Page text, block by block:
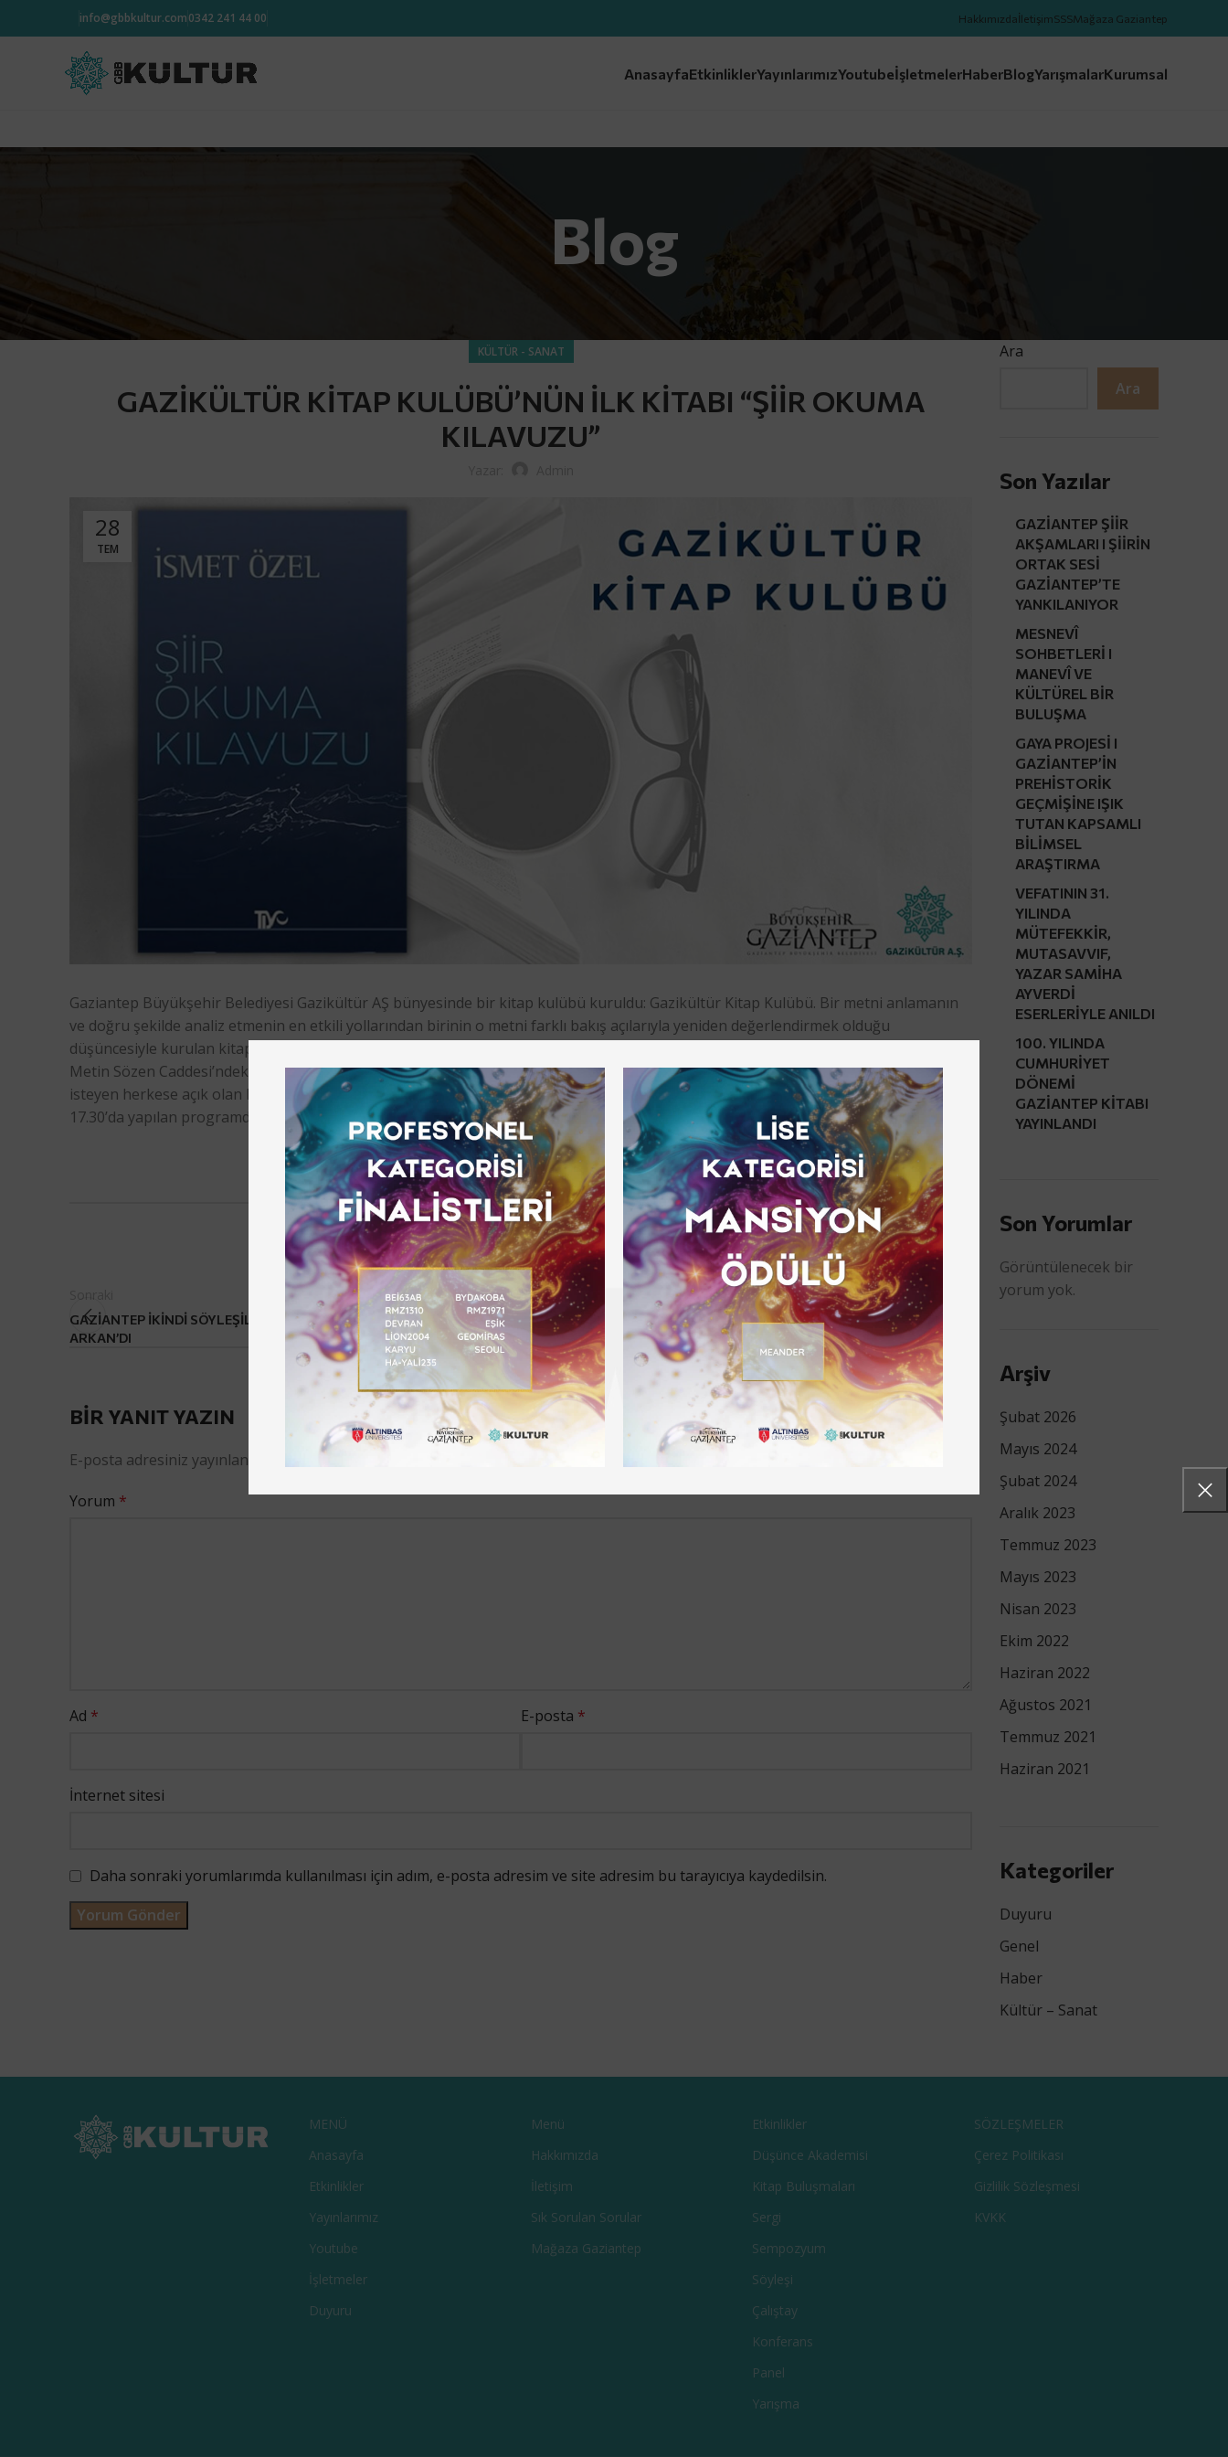
info@gbbkultur.com0342 241 44 00 HakkımızdaİletişimSSSMağaza Gaziantep
AnasayfaEtkinliklerYayınlarımızYoutubeİşletmelerHaberBlogYarışmalarKurumsal
Blog
KÜLTÜR - SANAT
GAZİKÜLTÜR KİTAP KULÜBÜ’NÜN İLK KİTABI “ŞİİR OKUMA
KILAVUZU”
28
TEM
Gaziantep Büyükşehir Belediyesi Gazikültür AŞ bünyesinde bir kitap kulübü kuruldu: Gazikültür Kitap Kulübü. Bir metni anlamanın
ve doğru şekilde analiz etmenin en etkili yollarından birinin o metni farklı bakış açılarıyla yeniden değerlendirmek olduğu
düşüncesiyle kurulan kitap kulübünde Türk ve dünya edebiyatının seçkin kitapları okunup tartışılacak. Gazikültür AŞ’nin Prof. Dr.
Metin Sözen Caddesi’ndeki binasında gerçekleştirilecek kitap söyleşileri ayda iki defa yapılacak. Listedeki kitapları okuyup paylaşmak
isteyen herkese açık olan kitap kulübünün ilk kitabı ise İsmet Özel’in Şiir Okuma Kılavuzuydu. 7 Temmuz 2021 Çarşamba günü saat
17.30’da yapılan programda katılımcılar İsmet Özel’in şiirle ilgili görüşlerini değerlendirdi.
Sonraki
GAZİANTEP İKİNDİ SÖYLEŞİLERİ’NİN KONUĞU ŞAİR ZEYNEP
ARKAN’DI
GAZİKÜLTÜR KİTAP KULÜBÜ’NÜN BU HAFTAKİ KİTABI
AYTMATOV’UN TOPRAK ANA’SIYDI
BIR YANIT YAZIN
E-posta adresiniz yayınlanmayacak. Gerekli alanlar
Yorum *
Ad * E-posta *
İnternet sitesi
Daha sonraki yorumlarımda kullanılması için adım, e-posta adresim ve site adresim bu tarayıcıya kaydedilsin.
Ara
Ara
Son Yazılar
GAZİANTEP ŞİİR
AKŞAMLARI I ŞİİRİN
ORTAK SESİ
GAZİANTEP’TE
YANKILANIYOR
MESNEVÎ
SOHBETLERİ I
MANEVÎ VE
KÜLTÜREL BİR
BULUŞMA
GAYA PROJESİ I
GAZİANTEP’İN
PREHİSTORİK
GEÇMİŞİNE IŞIK
TUTAN KAPSAMLI
BİLİMSEL
ARAŞTIRMA
VEFATININ 31.
YILINDA
MÜTEFEKKİR,
MUTASAVVIF,
YAZAR SAMİHA
AYVERDİ
ESERLERİYLE ANILDI
100. YILINDA
CUMHURİYET
DÖNEMİ
GAZİANTEP KİTABI
YAYINLANDI
Son Yorumlar
Görüntülenecek bir
yorum yok.
Arşiv
Şubat 2026
Mayıs 2024
Şubat 2024
Aralık 2023
Temmuz 2023
Mayıs 2023
Nisan 2023
Ekim 2022
Haziran 2022
Ağustos 2021
Temmuz 2021
Haziran 2021
Kategoriler
Duyuru
Genel
Haber
Kültür – Sanat
MENÜ
Anasayfa
Etkinlikler
Yayınlarımız
Youtube
İşletmeler
Duyuru
Menü
Hakkımızda
İletişim
Sık Sorulan Sorular
Mağaza Gaziantep
Etkinlikler
Düşünce Akademisi
Kitap Buluşmaları
Sergi
Sempozyum
Söyleşi
Çalıştay
Konferans
Panel
Yarışma
SÖZLEŞMELER
Çerez Politikası
Gizlilik Sözleşmesi
KVKK